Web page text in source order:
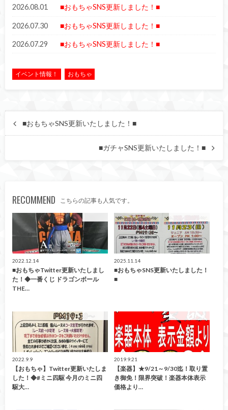
2026.08.01 ■おもちゃSNS更新しました！■
2026.07.30 ■おもちゃSNS更新しました！■
2026.07.29 ■おもちゃSNS更新しました！■
イベント情報！ おもちゃ
■おもちゃSNS更新いたしました！■
■ガチャSNS更新いたしました！■
RECOMMEND こちらの記事も人気です。
2022.12.14
■おもちゃTwitter更新いたしまし
た！◆一番くじ ドラゴンボール
THE…
2025.11.14
■おもちゃSNS更新いたしました！
■
2022.9.9
【おもちゃ】Twitter更新いたしま
した！◆#ミニ四駆 今月のミニ四
駆大…
イベント情報！
2019.9.21
【楽器】★9/21～9/30迄！取り置
き御免！限界突破！楽器本体表示
価格より…